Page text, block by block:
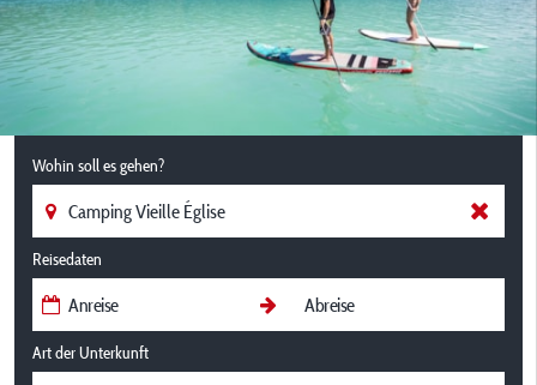
Wohin soll es gehen?
Reisedaten
Art der Unterkunft